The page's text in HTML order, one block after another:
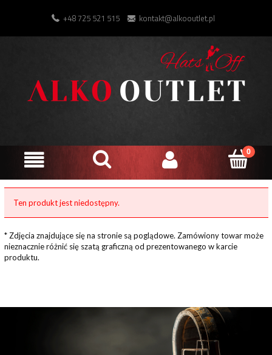
+48 725 521 515 kontakt@alkooutlet.pl
Ten produkt jest niedostępny.
* Zdjęcia znajdujące się na stronie są poglądowe. Zamówiony towar może
nieznacznie różnić się szatą graficzną od prezentowanego w karcie
produktu.